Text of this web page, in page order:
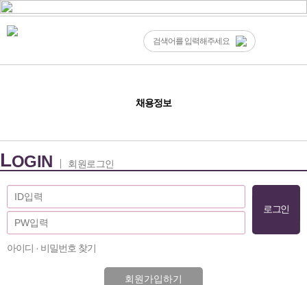
채용정보
LOGIN 회원로그인
아이디 · 비밀번호 찾기
회원가입하기